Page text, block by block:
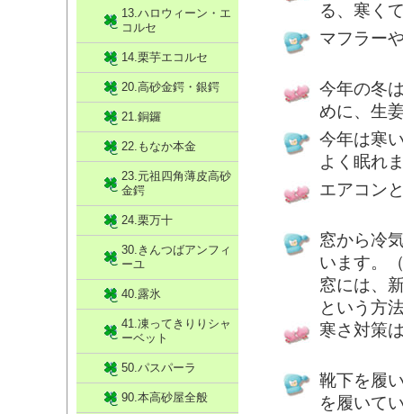
る、寒く
マフラー
今年の冬
めに、生
今年は寒
よく眠れ
エアコン
窓から冷
います。
窓には、
という方
寒さ対策
靴下を履
を履いて
13.ハロウィーン・エ
コルセ
14.栗芋エコルセ
20.高砂金鍔・銀鍔
21.銅鑼
22.もなか本金
23.元祖四角薄皮高砂
金鍔
24.栗万十
30.きんつばアンフィ
ーユ
40.露氷
41.凍ってきりりシャ
ーベット
50.パスパーラ
90.本高砂屋全般